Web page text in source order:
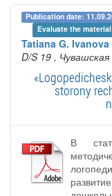
Publication date:
Evaluate the material
Tatiana G. Ivanova
D/S 19 ,
storony
В